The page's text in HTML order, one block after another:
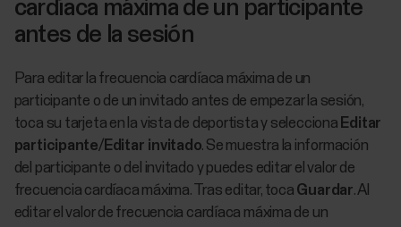
cardíaca máxima de un participante
antes de la sesión
Para editar la frecuencia cardíaca máxima de un
participante o de un invitado antes de empezar la sesión,
toca su tarjeta en la vista de deportista y selecciona Editar
participante/Editar invitado. Se muestra la información
del participante o del invitado y puedes editar el valor de
frecuencia cardíaca máxima. Tras editar, toca Guardar. Al
editar el valor de frecuencia cardíaca máxima de un